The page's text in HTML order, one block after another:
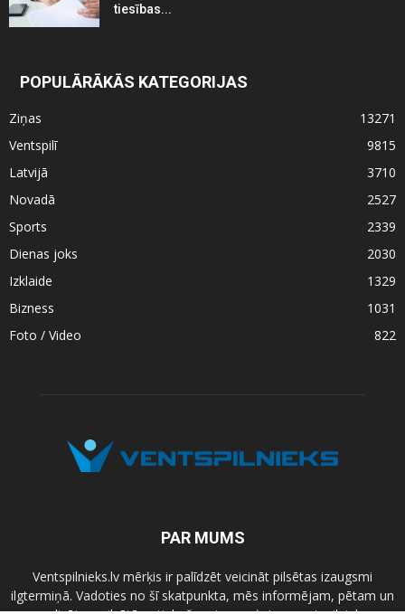
tiesības...
POPULĀRĀKĀS KATEGORIJAS
Ziņas
13271
Ventspilī
9815
Latvijā
3710
Novadā
2527
Sports
2339
Dienas joks
2030
Izklaide
1329
Bizness
1031
Foto / Video
822
PAR MUMS
Ventspilnieks.lv mērķis ir palīdzēt veicināt pilsētas izaugsmi
ilgtermiņā. Vadoties no šī skatpunkta, mēs informējam, pētam un